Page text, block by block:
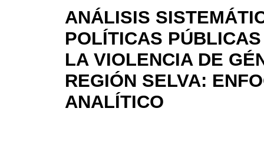
ANÁLISIS
POLÍTICAS
LA VIOLENCIA DE
REGIÓN SELVA:
ANALÍTICO